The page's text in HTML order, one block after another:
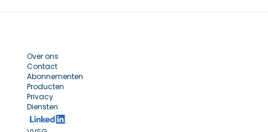
Over ons
Contact
Abonnementen
Producten
Privacy
Diensten